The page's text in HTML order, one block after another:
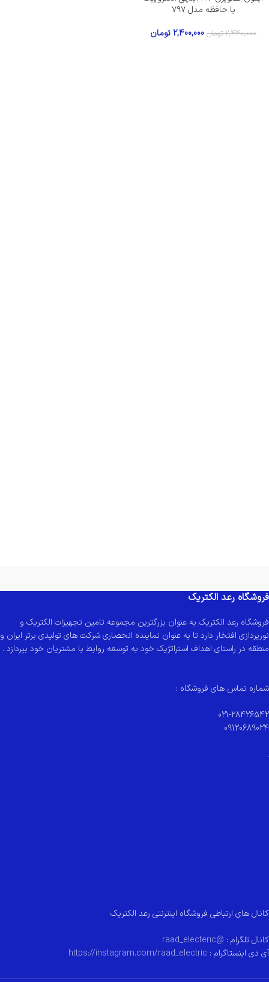
با حافظه مدل ۷۹۷
2,440,000 تومان 2,400,000تومان
فروشگاه رعد الکتریک
فروشگاه رعد الکتریک به عنوان بزرگترین مجموعه تامین تجهیزات الکتریک و
نورپردازی افتخار دارد تا به عنوان نماینده انحصاری شرکت های تولیدی برتر ایران و
منطقه در راستای اهداف استراتژیک خود به توسعه روابط با مشتریان خود بپردازد .
شماره تماس های فروشگاه :
021-28426542
09120689024
.
کانال های ارتباطی فروشگاه اینترنتی رعد الکتریک
کانال تلگرام : @raad_electeric
آی دی اینستاگرام : https://instagram.com/raad_electric